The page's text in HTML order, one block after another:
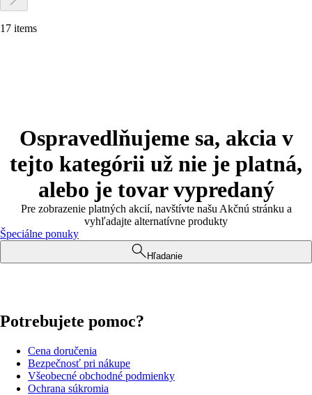
17 items
Ospravedlňujeme sa, akcia v
tejto kategórii už nie je platná,
alebo je tovar vypredaný
Pre zobrazenie platných akcií, navštívte našu Akčnú stránku a
vyhľadajte alternatívne produkty
Špeciálne ponuky
Hľadanie
Potrebujete pomoc?
Cena doručenia
Bezpečnosť pri nákupe
Všeobecné obchodné podmienky
Ochrana súkromia